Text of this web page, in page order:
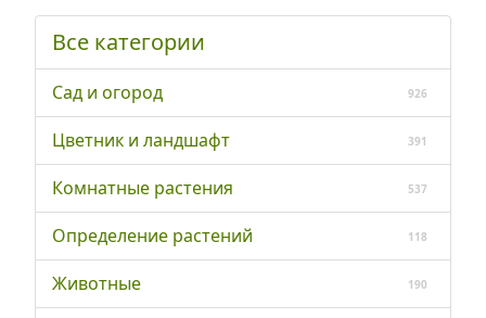
Все категории
Сад и огород 926
Цветник и ландшафт 391
Комнатные растения 537
Определение растений 118
Животные 190